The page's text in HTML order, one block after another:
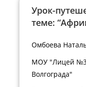
Урок-
теме:
Омбоева
МОУ "Лицей №3
Волгограда"